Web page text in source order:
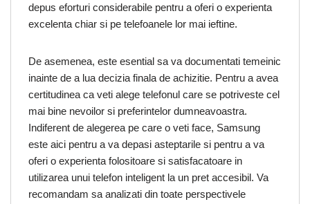
depus eforturi considerabile pentru a oferi o experienta
excelenta chiar si pe telefoanele lor mai ieftine.
De asemenea, este esential sa va documentati temeinic
inainte de a lua decizia finala de achizitie. Pentru a avea
certitudinea ca veti alege telefonul care se potriveste cel
mai bine nevoilor si preferintelor dumneavoastra.
Indiferent de alegerea pe care o veti face, Samsung
este aici pentru a va depasi asteptarile si pentru a va
oferi o experienta folositoare si satisfacatoare in
utilizarea unui telefon inteligent la un pret accesibil. Va
recomandam sa analizati din toate perspectivele